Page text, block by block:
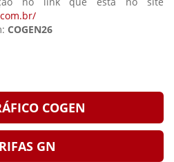
COGEN26
COGEN
GN